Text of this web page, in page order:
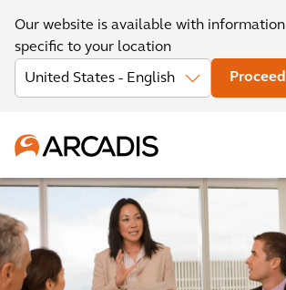
Our website is available with information
specific to your location
Proceed